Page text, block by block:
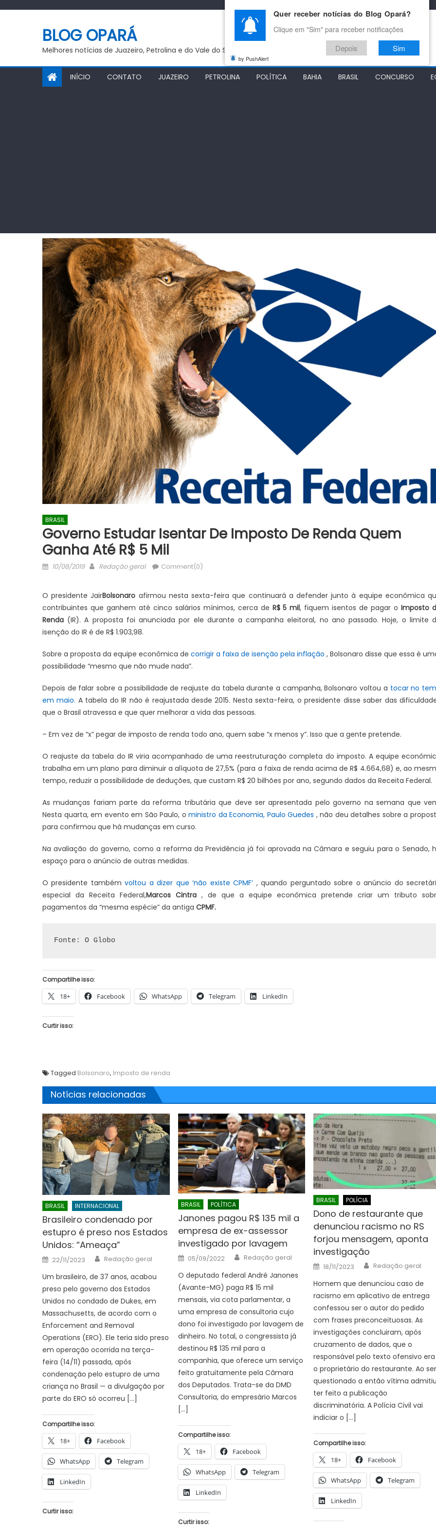
BLOG OPARÁ
Melhores notícias de Juazeiro, Petrolina e do Vale do São Francisco
INÍCIO CONTATO JUAZEIRO PETROLINA POLÍTICA BAHIA BRASIL CONCURSO
BRASIL
Governo Estudar Isentar De Imposto De Renda Quem
Ganha Até R$ 5 Mil
Posted
10/08/2019 Author
Redação geral Comment(0)
O presidente JairBolsonaro afirmou nesta sexta-feira que continuará a defender junto à equipe econômica
contribuintes que ganhem até cinco salários mínimos, cerca de R$ 5 mil, fiquem isentos de pagar oImposto
Renda (IR). A proposta foi anunciada por ele durante a campanha eleitoral, no ano passado. Hoje, o limite
isenção do IR é de R$ 1.903,98.
Sobre a proposta da equipe econômica de corrigir a faixa de isenção pela inflação , Bolsonaro disse que essa é
possibilidade “mesmo que não mude nada”.
Depois de falar sobre a possibilidade de reajuste da tabela durante a campanha, Bolsonaro voltou a tocar no
em maio. A tabela do IR não é reajustada desde 2015. Nesta sexta-feira, o presidente disse saber das
que o Brasil atravessa e que quer melhorar a vida das pessoas.
– Em vez de “x” pegar de imposto de renda todo ano, quem sabe “x menos y”. Isso que a gente pretende.
O reajuste da tabela do IR viria acompanhado de uma reestruturação completa do imposto. A equipe
trabalha em um plano para diminuir a alíquota de 27,5% (para a faixa de renda acima de R$ 4.664,68) e, ao
tempo, reduzir a possibilidade de deduções, que custam R$ 20 bilhões por ano, segundo dados da Receita Federal.
As mudanças fariam parte da reforma tributária que deve ser apresentada pelo governo na semana que
Nesta quarta, em evento em São Paulo, oministro da Economia, Paulo Guedes , não deu detalhes sobre a
para confirmou que há mudanças em curso.
Na avaliação do governo, como a reforma da Previdência já foi aprovada na Câmara e seguiu para o Senado,
espaço para o anúncio de outras medidas.
O presidente tambémvoltou a dizer que ‘não existe CPMF’ , quando perguntado sobre o anúncio do
especial da Receita Federal,Marcos Cintra , de que a equipe econômica pretende criar um tributo
pagamentos da “mesma espécie” da antiga CPMF.
Fonte: O Globo
Compartilhe isso:
18+ Facebook WhatsApp Telegram LinkedIn
Curtir isso:
Tagged Bolsonaro, Imposto de renda
Notícias relacionadas
BRASIL INTERNACIONAL
Brasileiro condenado por
estupro é preso nos Estados
Unidos: “Ameaça”
Posted
on
22/11/2023 Author
Redação geral
Um brasileiro, de 37 anos, acabou
preso pelo governo dos Estados
Unidos no condado de Dukes, em
Massachusetts, de acordo com o
Enforcement and Removal
Operations (ERO). Ele teria sido preso
em operação ocorrida na terça-
feira (14/11) passada, após
condenação pelo estupro de uma
criança no Brasil — a divulgação por
parte do ERO só ocorreu […]
Compartilhe isso:
18+ Facebook
WhatsApp Telegram
LinkedIn
Curtir isso:
BRASIL POLÍTICA
Janones pagou R$ 135 mil a
empresa de ex-assessor
investigado por lavagem
Posted
on
05/09/2022 Author
Redação geral
O deputado federal André Janones
(Avante-MG) paga R$ 15 mil
mensais, via cota parlamentar, a
uma empresa de consultoria cujo
dono foi investigado por lavagem de
dinheiro. No total, o congressista já
destinou R$ 135 mil para a
companhia, que oferece um serviço
feito gratuitamente pela Câmara
dos Deputados. Trata-se da DMD
Consultoria, do empresário Marcos
[…]
Compartilhe isso:
18+ Facebook
WhatsApp Telegram
LinkedIn
Curtir isso:
BRASIL POLÍCIA
Dono de restaurante que
denunciou racismo no RS
forjou mensagem, aponta
investigação
Posted
on
18/11/2023 Author
Redação geral
Homem que denunciou caso de
racismo em aplicativo de entrega
confessou ser o autor do pedido
com frases preconceituosas. As
investigações concluiram, após
cruzamento de dados, que o
responsável pelo texto ofensivo era
o proprietário do restaurante. Ao ser
questionado a então vítima admitiu
ter feito a publicação
discriminatória. A Polícia Civil vai
indiciar o […]
Compartilhe isso:
18+ Facebook
WhatsApp Telegram
LinkedIn
JUAZEIRO
Protegido: Eleições 2026: Quem está
Juvenilson Passos? Fogo amigo?
Francisco: abertas as inscrições
para a 2ª Travessia do Nego D’Água
JUAZEIRO
Pública para fortalecer ações
Juazeiro
Quer receber notícias do Blog Opará?
Clique em "Sim" para receber notificações
Depois Sim
by PushAlert